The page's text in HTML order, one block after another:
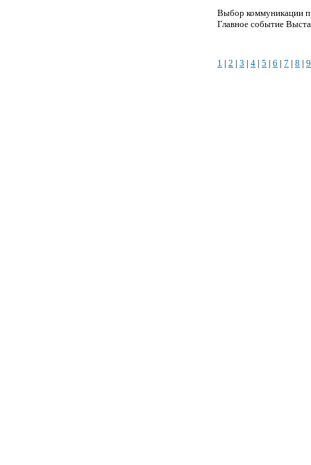
Выбор коммуникации
Главное событие
1 | 2 | 3 | 4 | 5 | 6 | 7 | 8 | 9